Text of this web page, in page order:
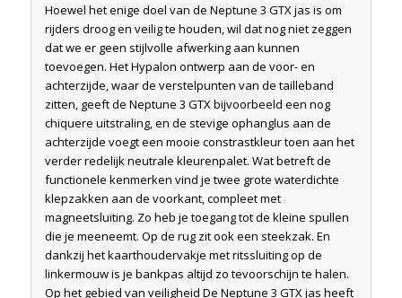
Hoewel het enige doel van de Neptune 3 GTX jas is om
rijders droog en veilig te houden, wil dat nog niet zeggen
dat we er geen stijlvolle afwerking aan kunnen
toevoegen. Het Hypalon ontwerp aan de voor- en
achterzijde, waar de verstelpunten van de tailleband
zitten, geeft de Neptune 3 GTX bijvoorbeeld een nog
chiquere uitstraling, en de stevige ophanglus aan de
achterzijde voegt een mooie constrastkleur toen aan het
verder redelijk neutrale kleurenpalet. Wat betreft de
functionele kenmerken vind je twee grote waterdichte
klepzakken aan de voorkant, compleet met
magneetsluiting. Zo heb je toegang tot de kleine spullen
die je meeneemt. Op de rug zit ook een steekzak. En
dankzij het kaarthoudervakje met ritssluiting op de
linkermouw is je bankpas altijd zo tevoorschijn te halen.
Op het gebied van veiligheid De Neptune 3 GTX jas heeft